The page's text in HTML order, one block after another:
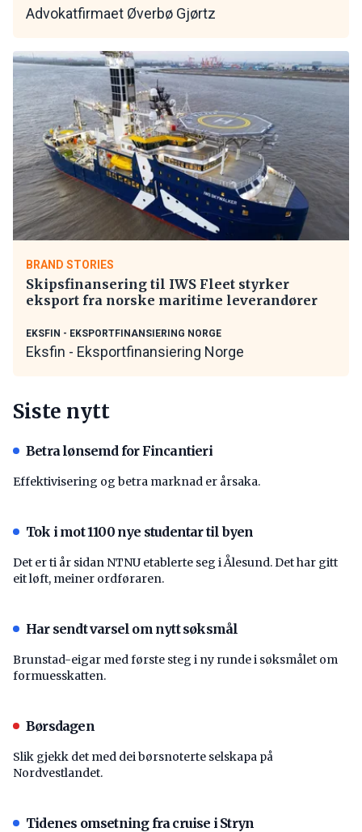
Advokatfirmaet Øverbø Gjørtz
BRAND STORIES
Skipsfinansering til IWS Fleet styrker
eksport fra norske maritime leverandører
EKSFIN - EKSPORTFINANSIERING NORGE
Eksfin - Eksportfinansiering Norge
Siste nytt
Betra lønsemd for Fincantieri
Effektivisering og betra marknad er årsaka.
Tok i mot 1100 nye studentar til byen
Det er ti år sidan NTNU etablerte seg i Ålesund. Det har gitt
eit løft, meiner ordføraren.
Har sendt varsel om nytt søksmål
Brunstad-eigar med første steg i ny runde i søksmålet om
formuesskatten.
Børsdagen
Slik gjekk det med dei børsnoterte selskapa på
Nordvestlandet.
Tidenes omsetning fra cruise i Stryn